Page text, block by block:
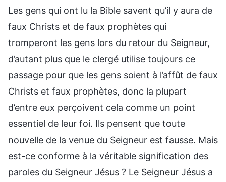
Les gens qui ont lu la Bible savent qu’il y aura de
faux Christs et de faux prophètes qui
tromperont les gens lors du retour du Seigneur,
d’autant plus que le clergé utilise toujours ce
passage pour que les gens soient à l’affût de faux
Christs et faux prophètes, donc la plupart
d’entre eux perçoivent cela comme un point
essentiel de leur foi. Ils pensent que toute
nouvelle de la venue du Seigneur est fausse. Mais
est-ce conforme à la véritable signification des
paroles du Seigneur Jésus ? Le Seigneur Jésus a